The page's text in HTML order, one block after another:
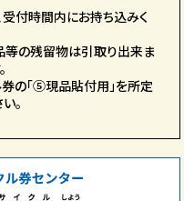
付時間内にお持ち込みく
等の残留物は引取り出来ま
の「⑤現品貼付用」を所定
。